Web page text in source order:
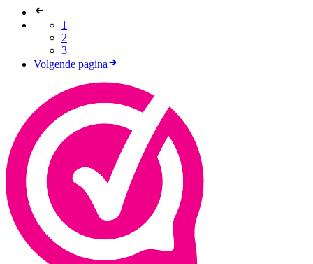
1
2
3
Volgende pagina